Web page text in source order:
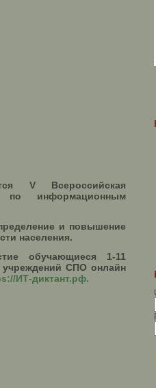
V Всероссийская
по информационным
и повышение
населения.
обучающиеся 1-11
учреждений СПО онлайн
ИТ-диктант.рф.